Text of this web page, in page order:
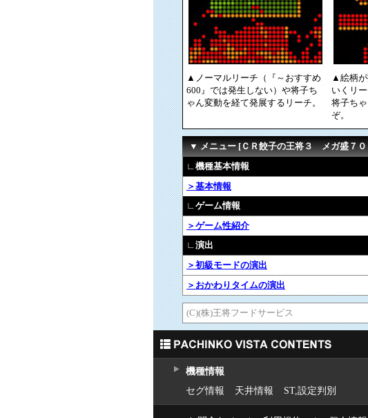
▲ノーマルリーチ（『～おすすめ
600』では発生しない）や将子ち
ゃん変動を経て発展するリーチ。
▲絵柄が
いくリ
将子ち
ぞ。
▼ メニュー [ＣＲ餃子の王将３ メガ盛７０
∟機種基本情報
＞基本情報
∟ゲーム情報
＞ゲーム性紹介
∟演出
＞初級モードの演出
＞おかわりタイムの演出
(C)(株)王将フードサービス
機種情報
セグ情報
天井情報 ST,設定判別